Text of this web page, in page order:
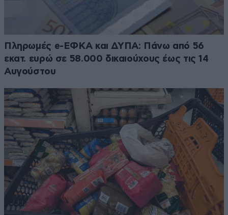
Πληρωμές e-ΕΦΚΑ και ΔΥΠΑ: Πάνω από 56
εκατ. ευρώ σε 58.000 δικαιούχους έως τις 14
Αυγούστου